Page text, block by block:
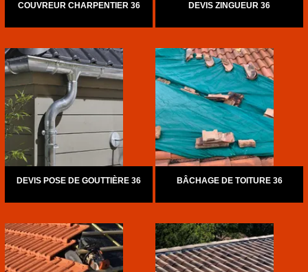
COUVREUR CHARPENTIER 36 DEVIS ZINGUEUR 36
DEVIS POSE DE GOUTTIÈRE 36 BÂCHAGE DE TOITURE 36